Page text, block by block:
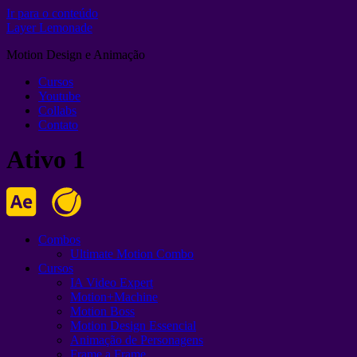
Ir para o conteúdo
Layer Lemonade
Motion Design e Animação
Cursos
Youtube
Collabs
Contato
Ativo 1
Combos
Ultimate Motion Combo
Cursos
IA Video Expert
Motion+Machine
Motion Boss
Motion Design Essencial
Animação de Personagens
Frame a Frame